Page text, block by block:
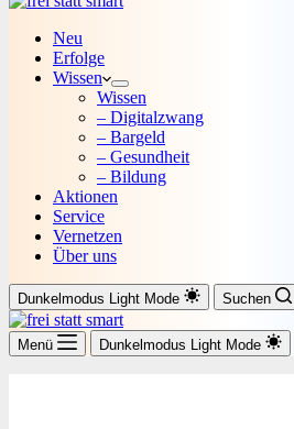
Neu
Erfolge
Wissen
Wissen
– Digitalzwang
– Bargeld
– Gesundheit
– Bildung
Aktionen
Service
Vernetzen
Über uns
Dunkelmodus Light Mode Suchen
Menü Dunkelmodus Light Mode